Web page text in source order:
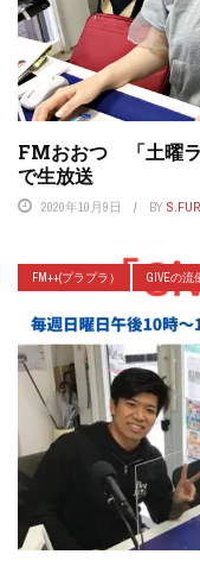
FMおおつ 「土曜ラ
で生放送
2020年10月9日 BY
FM++(プラプラ） GIVEの流